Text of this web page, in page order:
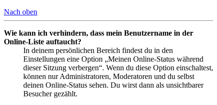
Nach oben
Wie kann ich verhindern, dass mein Benutzername in der
Online-Liste auftaucht?
In deinem persönlichen Bereich findest du in den
Einstellungen eine Option „Meinen Online-Status während
dieser Sitzung verbergen“. Wenn du diese Option einschaltest,
können nur Administratoren, Moderatoren und du selbst
deinen Online-Status sehen. Du wirst dann als unsichtbarer
Besucher gezählt.